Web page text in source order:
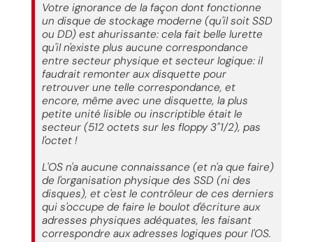
Votre ignorance de la façon dont fonctionne
un disque de stockage moderne (qu'il soit SSD
ou DD) est ahurissante: cela fait belle lurette
qu'il n'existe plus aucune correspondance
entre secteur physique et secteur logique: il
faudrait remonter aux disquette pour
retrouver une telle correspondance, et
encore, même avec une disquette, la plus
petite unité lisible ou inscriptible était le
secteur (512 octets sur les floppy 3"1/2), pas
l'octet !
L'OS n'a aucune connaissance (et n'a que faire)
de l'organisation physique des SSD (ni des
disques), et c'est le contrôleur de ces derniers
qui s'occupe de faire le boulot d'écriture aux
adresses physiques adéquates, les faisant
correspondre aux adresses logiques pour l'OS.